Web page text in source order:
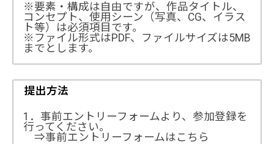
※要素・構成は自由ですが、作品タイトル、
コンセプト、使用シーン（写真、CG、イラス
ト等）は必須項目です。
※ファイル形式はPDF、ファイルサイズは5MB
までとします。
提出方法
1．事前エントリーフォームより、参加登録を
行ってください。
⇒事前エントリーフォームはこちら